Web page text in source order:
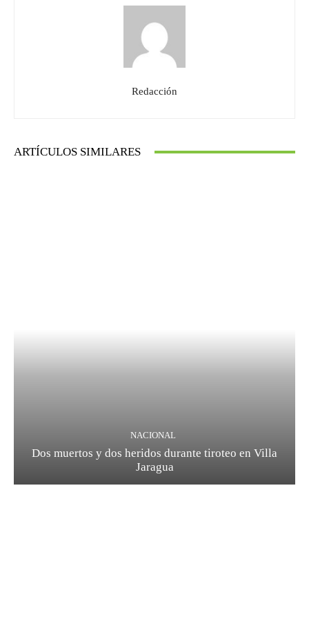
Redacción
ARTÍCULOS SIMILARES
NACIONAL
Dos muertos y dos heridos durante tiroteo en Villa
Jaragua